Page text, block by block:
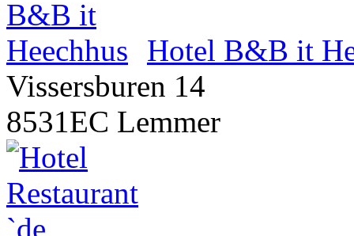
Hotel B&B it
Vissersburen 14
8531EC Lemmer